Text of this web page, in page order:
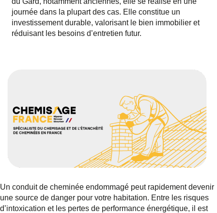
journée dans la plupart des cas. Elle constitue un
investissement durable, valorisant le bien immobilier et
réduisant les besoins d’entretien futur.
Un conduit de cheminée endommagé peut rapidement devenir
une source de danger pour votre habitation. Entre les risques
d’intoxication et les pertes de performance énergétique, il est